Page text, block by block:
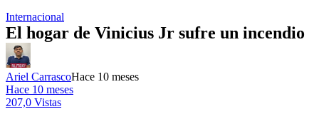
Internacional
El hogar de Vinicius Jr sufre un incendio
Ariel CarrascoHace 10 meses
Hace 10 meses
207,0 Vistas